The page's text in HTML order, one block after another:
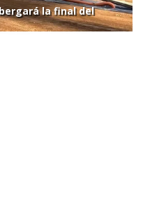
la final del